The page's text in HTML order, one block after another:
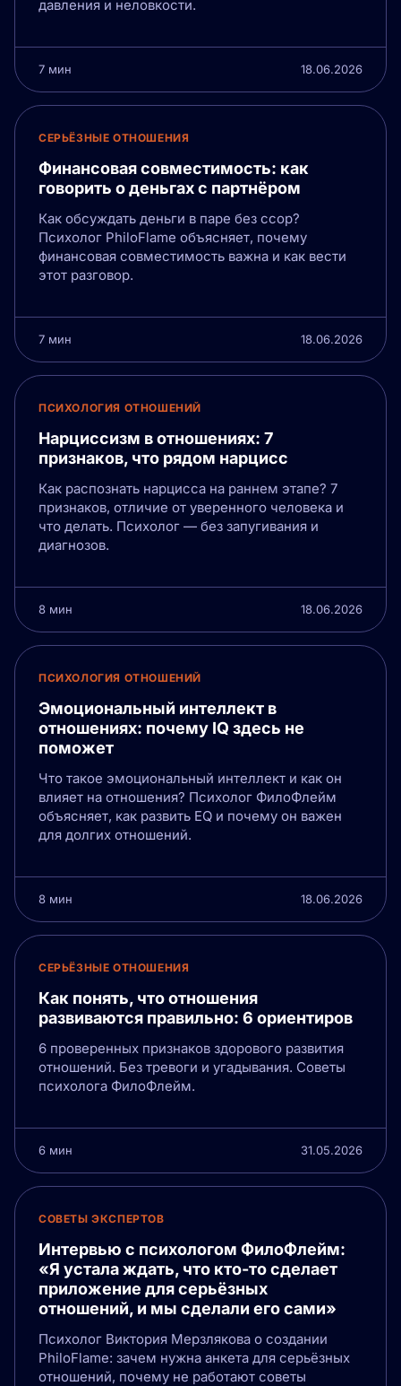
давления и неловкости.
7 мин 18.06.2026
СЕРЬЁЗНЫЕ ОТНОШЕНИЯ
Финансовая совместимость: как
говорить о деньгах с партнёром
Как обсуждать деньги в паре без ссор?
Психолог PhiloFlame объясняет, почему
финансовая совместимость важна и как вести
этот разговор.
7 мин 18.06.2026
ПСИХОЛОГИЯ ОТНОШЕНИЙ
Нарциссизм в отношениях: 7
признаков, что рядом нарцисс
Как распознать нарцисса на раннем этапе? 7
признаков, отличие от уверенного человека и
что делать. Психолог — без запугивания и
диагнозов.
8 мин 18.06.2026
ПСИХОЛОГИЯ ОТНОШЕНИЙ
Эмоциональный интеллект в
отношениях: почему IQ здесь не
поможет
Что такое эмоциональный интеллект и как он
влияет на отношения? Психолог ФилоФлейм
объясняет, как развить EQ и почему он важен
для долгих отношений.
8 мин 18.06.2026
СЕРЬЁЗНЫЕ ОТНОШЕНИЯ
Как понять, что отношения
развиваются правильно: 6 ориентиров
6 проверенных признаков здорового развития
отношений. Без тревоги и угадывания. Советы
психолога ФилоФлейм.
6 мин 31.05.2026
СОВЕТЫ ЭКСПЕРТОВ
Интервью с психологом ФилоФлейм:
«Я устала ждать, что кто-то сделает
приложение для серьёзных
отношений, и мы сделали его сами»
Психолог Виктория Мерзлякова о создании
PhiloFlame: зачем нужна анкета для серьёзных
отношений, почему не работают советы